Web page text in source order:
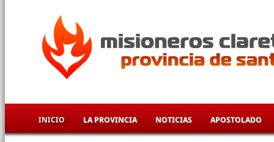
INICIO LA PROVINCIA NOTICIAS APOSTOLADO